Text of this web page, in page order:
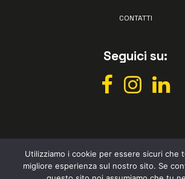
CONTATTI
Seguici su:
All rights reserved © Vismec 2026 –Privacy
Utilizziamo i cookie per essere sicuri che
migliore esperienza sul nostro sito. Se